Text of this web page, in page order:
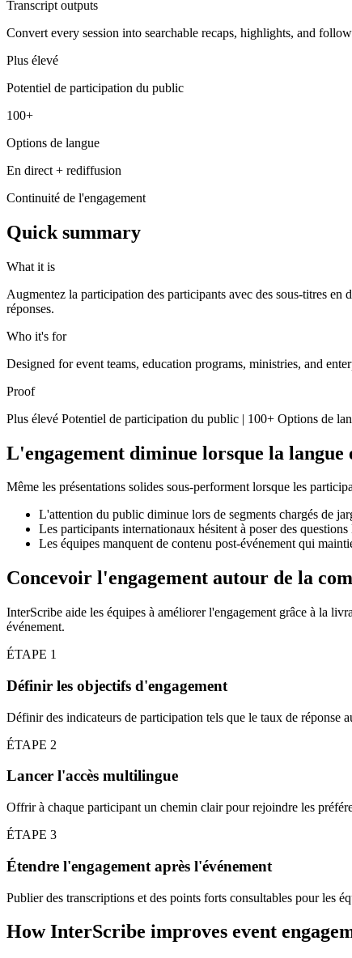
Transcript outputs
Convert every session into searchable recaps, highlights, and
Plus élevé
Potentiel de participation du public
100+
Options de langue
En direct + rediffusion
Continuité de l'engagement
Quick summary
What it is
Augmentez la participation des participants avec des sous-titres
réponses.
Who it's for
Designed for event teams, education programs, ministries, and
Proof
Plus élevé Potentiel de participation du public | 100+ Options de
L'engagement diminue lorsque la langue
Même les présentations solides sous-performent lorsque les
L'attention du public diminue lors de segments chargés de
Les participants internationaux hésitent à poser des
Les équipes manquent de contenu post-événement qui
Concevoir l'engagement autour de la
InterScribe aide les équipes à améliorer l'engagement grâce à la
événement.
ÉTAPE 1
Définir les objectifs d'engagement
Définir des indicateurs de participation tels que le taux de réponse
ÉTAPE 2
Lancer l'accès multilingue
Offrir à chaque participant un chemin clair pour rejoindre les
ÉTAPE 3
Étendre l'engagement après l'événement
Publier des transcriptions et des points forts consultables pour les
How InterScribe improves event